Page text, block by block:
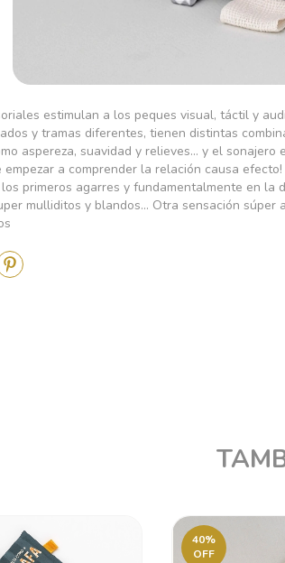
estimulan a los peques visual, táctil y
y tramas diferentes, tienen distintas
aspereza, suavidad y relieves... y el
empezar a comprender la relación causa
primeros agarres y fundamentalmente en
mulliditos y blandos... Otra sensación
40%
OFF